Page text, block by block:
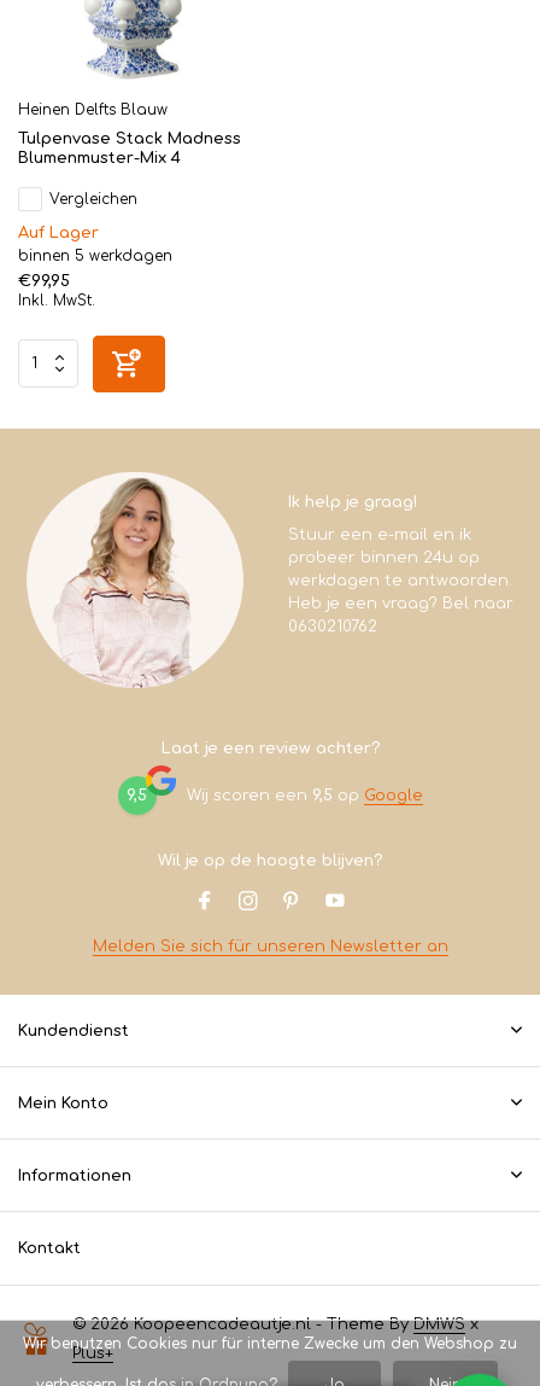
Heinen Delfts Blauw
Tulpenvase Stack Madness
Blumenmuster-Mix 4
Vergleichen
Auf Lager
binnen 5 werkdagen
€99,95
Inkl. MwSt.
Ik help je graag!
Stuur een e-mail en ik
probeer binnen 24u op
werkdagen te antwoorden.
Heb je een vraag? Bel naar
0630210762
Laat je een review achter?
9,5 Wij scoren een 9,5 op Google
Wil je op de hoogte blijven?
Melden Sie sich für unseren Newsletter an
Kundendienst
Mein Konto
Informationen
Kontakt
© 2026 Koopeencadeautje.nl - Theme ByDMWSx
Plus+
Wir benutzen Cookies nur für interne Zwecke um den Webshop zu